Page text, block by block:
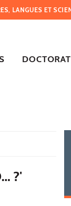
LANGUES ET
DOCTORAT
?'